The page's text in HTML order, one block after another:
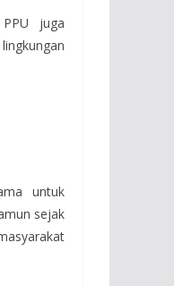
PPU juga
untuk
sejak